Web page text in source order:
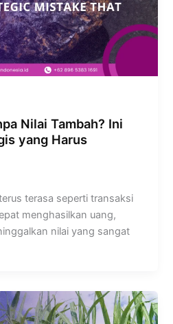
Nilai Tambah? Ini
yang Harus
terasa seperti transaksi
menghasilkan uang,
nilai yang sangat